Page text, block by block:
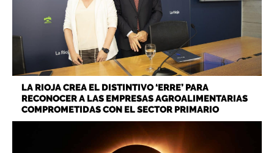
LA RIOJA CREA EL DISTINTIVO ‘ERRE’ PARA
RECONOCER A LAS EMPRESAS AGROALIMENTARIAS
COMPROMETIDAS CON EL SECTOR PRIMARIO